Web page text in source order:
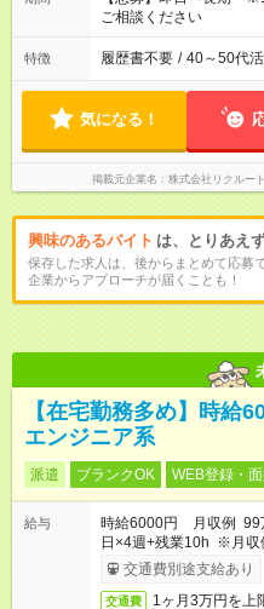
ご相談ください
特徴 履歴書不要 / 40～50代
気になる！
掲載元企業名 株式会社リクルー
興味のあるバイト は、とりあえ
保存した求人は、後からまとめて応募
企業からアプローチが届くことも！
【在宅勤務多め】時給
エンジニア系
派遣 ブランクOK WEB登録・
給与
時給6000円 月収例 99
日×4週+残業10h ※月収
交通費別途支給あり
交通費 1ヶ月3万円を上